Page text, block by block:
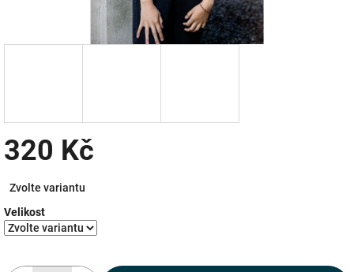
320 Kč
cena:
Zvolte variantu
Velikost